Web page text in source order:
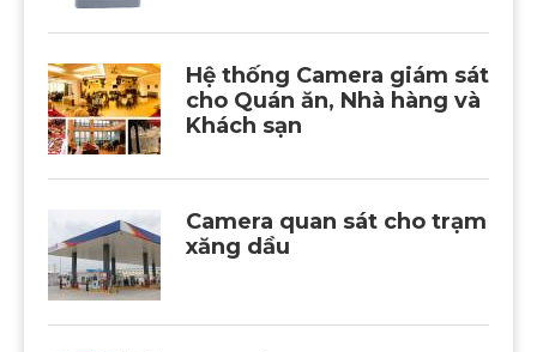
Hệ thống Camera giám sát
cho Quán ăn, Nhà hàng và
Khách sạn
Camera quan sát cho trạm
xăng dầu